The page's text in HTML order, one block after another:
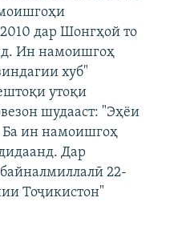
дар Шонгҳой то
Ин намоишгоҳ
хуб"
утоқи
шудааст: "Эҳёи
Ба ин намоишгоҳ
Дар
22-
Тоҷикистон"